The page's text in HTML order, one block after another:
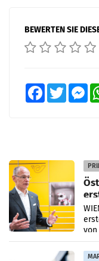
BEWERTEN SIE
FacebookTwitter
von